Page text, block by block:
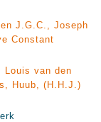
J.G.C., Joseph
Constant
Louis van den
Huub, (H.H.J.)